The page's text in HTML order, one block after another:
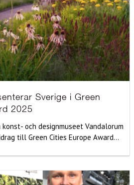
Sverige i Green
2025
och designmuseet Vandalorum
till Green Cities Europe Award...